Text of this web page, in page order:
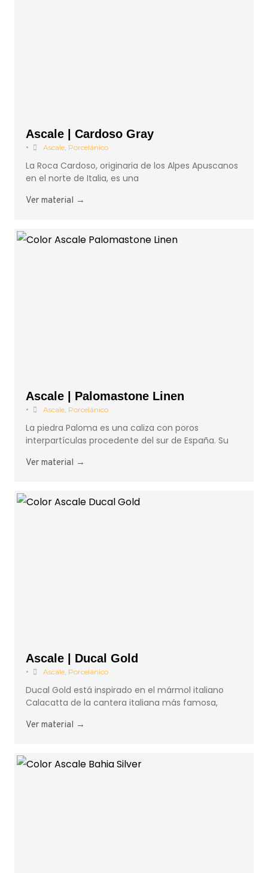
Ascale | Cardoso Gray
• Ascale, Porcelánico
La Roca Cardoso, originaria de los Alpes Apuscanos
en el norte de Italia, es una
Ver material →
Ascale | Palomastone Linen
• Ascale, Porcelánico
La piedra Paloma es una caliza con poros
interpartículas procedente del sur de España. Su
Ver material →
Ascale | Ducal Gold
• Ascale, Porcelánico
Ducal Gold está inspirado en el mármol italiano
Calacatta de la cantera italiana más famosa,
Ver material →